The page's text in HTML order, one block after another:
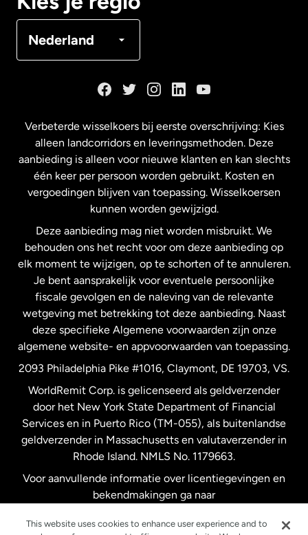
Nederland
Maleisië
Nederland
Nieuw-Zeeland
Spanje
Verenigd Koninkrijk
Verenigde Staten English
Verenigde Staten Español
Zweden
Verbeterde wisselkoers bij eerste overschrijving: Kies
alleen landcorridors en leveringsmethoden. Deze
aanbieding is alleen voor nieuwe klanten en kan slechts
één keer per persoon worden gebruikt. Kosten en
vergoedingen blijven van toepassing. Wisselkoersen
kunnen worden gewijzigd.
Deze aanbieding mag niet worden misbruikt. We
behouden ons het recht voor om deze aanbieding op
elk moment te wijzigen, op te schorten of te annuleren.
Je bent aansprakelijk voor eventuele persoonlijke
fiscale gevolgen en de naleving van de relevante
wetgeving met betrekking tot deze aanbieding. Naast
deze specifieke Algemene voorwaarden zijn onze
algemene website- en appvoorwaarden van toepassing.
2093 Philadelphia Pike #1016, Claymont, DE 19703, VS.
WorldRemit Corp. is gelicenseerd als geldverzender
door het New York State Department of Financial
Services en in Puerto Rico (TM-055), als buitenlandse
geldverzender in Massachusetts en valutaverzender in
Rhode Island. NMLS No. 1179663.
Voor aanvullende informatie over licentiegevingen en
bekendmakingen ga naar
This website uses cookies to enhance user experience and to